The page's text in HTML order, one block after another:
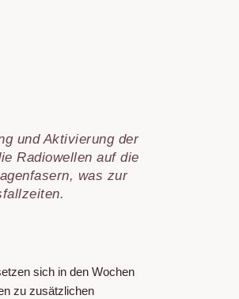
und Aktivierung der
Radiowellen auf die
was zur
sich in den Wochen
zu zusätzlichen